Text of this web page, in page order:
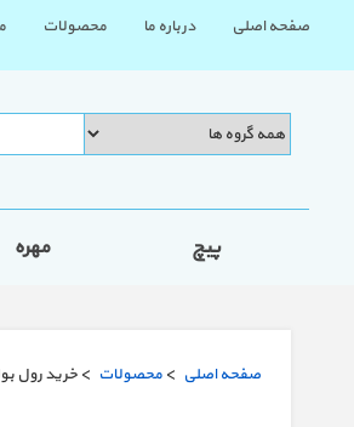
صفحه اصلی درباره ما محصولات
پیچ مهره
صفحه اصلی > محصولات > خرید رول بولت دیواری